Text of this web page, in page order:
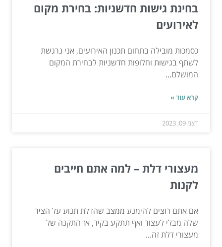
בחינת גישות חדשניות: בחירת מקום
לאירועים
כסמכות מובילה בתחום תכנון האירועים, אני נרגשת
לשתף בגישות וחלופות חדשניות לבחירת המקום
המושלם...
קרא עוד »
דצמ 09, 2023
מעצורי דלת – למה אתם חייבים
לקנות
אם אתם רוצים להימנע ממצב שהדלת תנוע על הציר
שלה מבלי לעצור ואף תתקע בקיר, אז התקנה של
מעצורי דלת זה...